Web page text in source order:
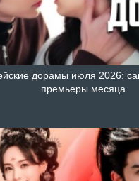
дорамы июля 2026:
премьеры месяца